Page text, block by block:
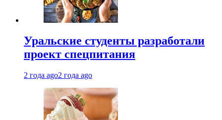
Уральские студенты разработали
проект спецпитания
2 года ago2 года ago